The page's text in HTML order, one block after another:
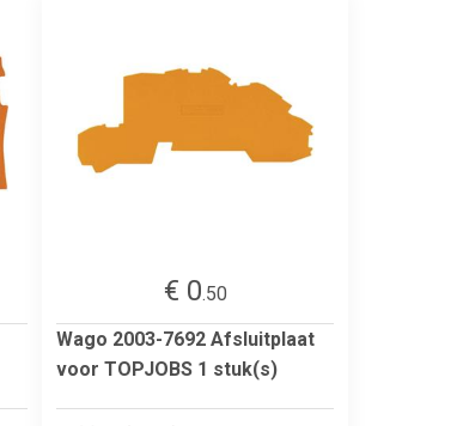
€ 0.50
Wago 2003-7692 Afsluitplaat
voor TOPJOBS 1 stuk(s)